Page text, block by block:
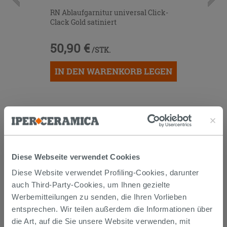
Diese Webseite verwendet Cookies
Diese Website verwendet Profiling-Cookies, darunter
auch Third-Party-Cookies, um Ihnen gezielte
Werbemitteilungen zu senden, die Ihren Vorlieben
entsprechen. Wir teilen außerdem die Informationen über
die Art, auf die Sie unsere Website verwenden, mit
RN Ablaufgarnitur universal Click-
Clack Gold satiniert
50,90 € /STK.
IN DEN WARENKORB LEGEN
Versand
Die Waren werden normalerweise innerhalb von 15
Werktagen ab der Auftragsbestätigung zum Versand